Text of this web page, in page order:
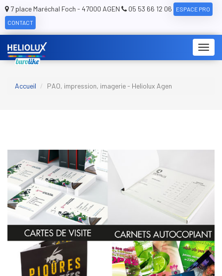
7 place Maréchal Foch - 47000 AGEN 05 53 66 12 06
ESPACE PRO
CONTACT
Accueil PAO, impression, imagerie - Heliolux Agen